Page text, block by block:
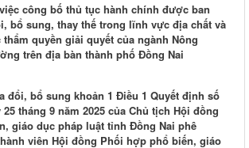
công bố thủ tục hành chính được ban
bổ sung, thay thế trong lĩnh vực địa chất và
quyền giải quyết của ngành Nông
trên địa bàn thành phố Đồng Nai
đổi, bổ sung khoản 1 Điều 1 Quyết định số
25 tháng 9 năm 2025 của Chủ tịch Hội đồng
giáo dục pháp luật tỉnh Đồng Nai phê
viên Hội đồng Phối hợp phổ biến, giáo